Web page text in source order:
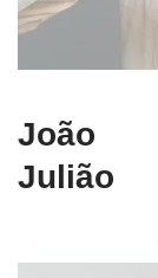
João
Julião